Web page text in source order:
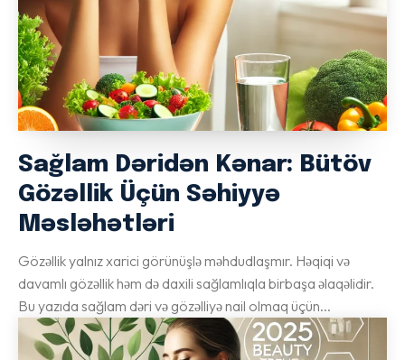
Sağlam Dəridən Kənar: Bütöv
Gözəllik Üçün Səhiyyə
Məsləhətləri
Gözəllik yalnız xarici görünüşlə məhdudlaşmır. Həqiqi və
davamlı gözəllik həm də daxili sağlamlıqla birbaşa əlaqəlidir.
Bu yazıda sağlam dəri və gözəlliyə nail olmaq üçün...